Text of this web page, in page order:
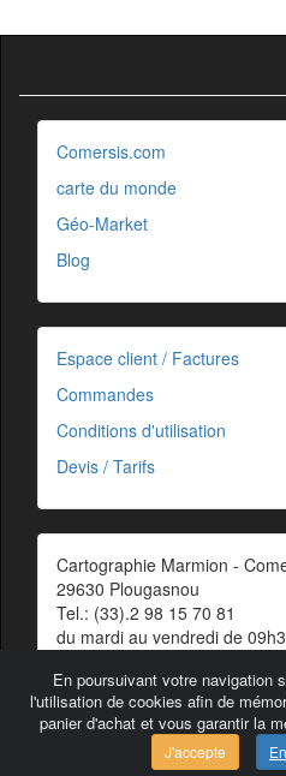
En poursuivant votre navigation
l'utilisation de cookies afin de
panier d'achat et vous garantir la
J'accepte
Comersis.com
carte du monde
Géo-Market
Blog
Espace client / Factures
Commandes
Conditions d'utilisation
Devis / Tarifs
Cartographie Marmion -
29630 Plougasnou
Tel.: (33).2 98 15 70 81
du mardi au vendredi de
Contact